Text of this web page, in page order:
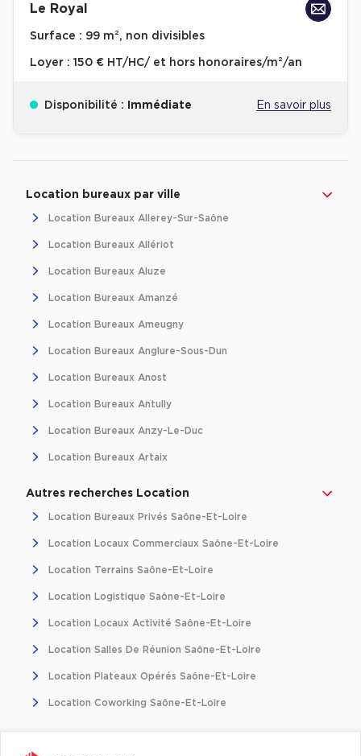
Le Royal
Surface : 99 m², non divisibles
Loyer : 150 € HT/HC/ et hors honoraires/m²/an
Disponibilité : Immédiate En savoir plus
Location bureaux par ville
Location Bureaux Allerey-Sur-Saône
Location Bureaux Allériot
Location Bureaux Aluze
Location Bureaux Amanzé
Location Bureaux Ameugny
Location Bureaux Anglure-Sous-Dun
Location Bureaux Anost
Location Bureaux Antully
Location Bureaux Anzy-Le-Duc
Location Bureaux Artaix
Autres recherches Location
Location Bureaux Privés Saône-Et-Loire
Location Locaux Commerciaux Saône-Et-Loire
Location Terrains Saône-Et-Loire
Location Logistique Saône-Et-Loire
Location Locaux Activité Saône-Et-Loire
Location Salles De Réunion Saône-Et-Loire
Location Plateaux Opérés Saône-Et-Loire
Location Coworking Saône-Et-Loire